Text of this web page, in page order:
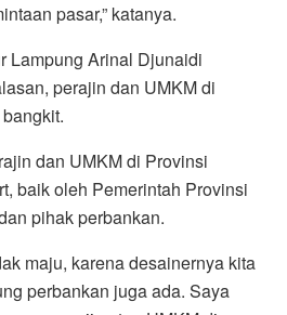
pasar,” katanya.
Lampung Arinal Djunaidi
perajin dan UMKM di
dan UMKM di Provinsi
baik oleh Pemerintah Provinsi
pihak perbankan.
maju, karena desainernya kita
perbankan juga ada. Saya